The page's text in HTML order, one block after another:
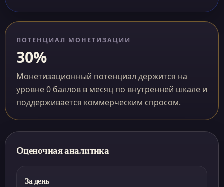
ПОТЕНЦИАЛ МОНЕТИЗАЦИИ
30%
Монетизационный потенциал держится на
уровне 0 баллов в месяц по внутренней шкале и
поддерживается коммерческим спросом.
Оценочная аналитика
За день